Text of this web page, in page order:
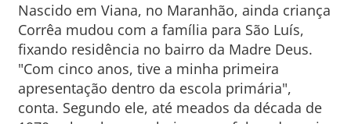
Nascido em Viana, no Maranhão, ainda criança
Corrêa mudou com a família para São Luís,
fixando residência no bairro da Madre Deus.
"Com cinco anos, tive a minha primeira
apresentação dentro da escola primária",
conta. Segundo ele, até meados da década de